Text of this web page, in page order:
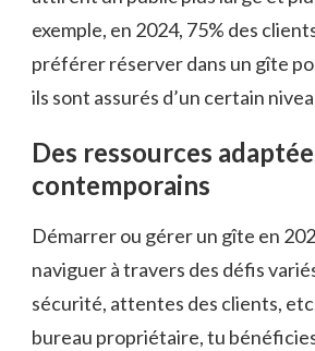
exemple, en 2024, 75% des
préférer réserver dans un gîte
ils sont assurés d’un certain
Des ressources
contemporains
Démarrer ou gérer un gîte en
naviguer à travers des défis
sécurité, attentes des clients,
bureau propriétaire, tu